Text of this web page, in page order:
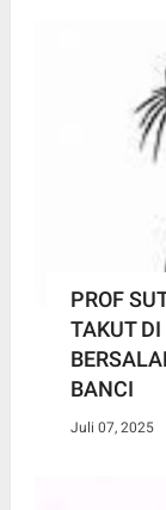
PROF
TAKUT
BANCI
Juli 07, 2025